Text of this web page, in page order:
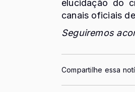
elucidação do
canais oficiais
Seguiremos
Compartilhe essa